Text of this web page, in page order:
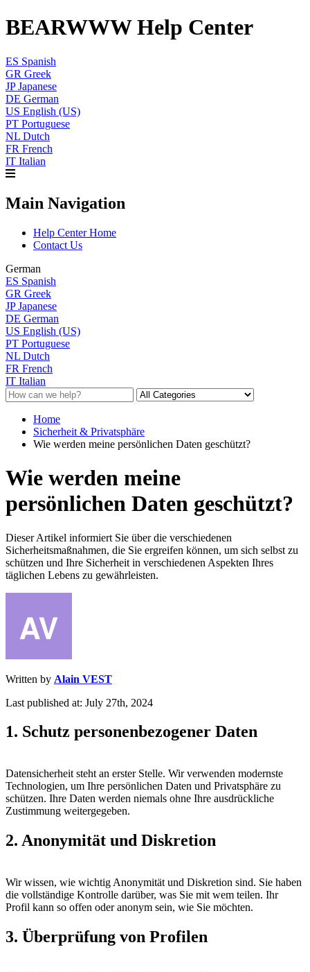
BEARWWW Help Center
ES Spanish
GR Greek
JP Japanese
DE German
US English (US)
PT Portuguese
NL Dutch
FR French
IT Italian
Main Navigation
Help Center Home
Contact Us
German
ES Spanish
GR Greek
JP Japanese
DE German
US English (US)
PT Portuguese
NL Dutch
FR French
IT Italian
Home
Sicherheit & Privatsphäre
Wie werden meine persönlichen Daten geschützt?
Wie werden meine
persönlichen Daten geschützt?
Dieser Artikel informiert Sie über die verschiedenen
Sicherheitsmaßnahmen, die Sie ergreifen können, um sich selbst zu
schützen und Ihre Sicherheit in verschiedenen Aspekten Ihres
täglichen Lebens zu gewährleisten.
Written by Alain VEST
Last published at: July 27th, 2024
1. Schutz personenbezogener Daten
Datensicherheit steht an erster Stelle. Wir verwenden modernste
Technologien, um Ihre persönlichen Daten und Privatsphäre zu
schützen. Ihre Daten werden niemals ohne Ihre ausdrückliche
Zustimmung weitergegeben.
2. Anonymität und Diskretion
Wir wissen, wie wichtig Anonymität und Diskretion sind. Sie haben
die vollständige Kontrolle darüber, was Sie mit wem teilen. Ihr
Profil kann so offen oder anonym sein, wie Sie möchten.
3. Überprüfung von Profilen